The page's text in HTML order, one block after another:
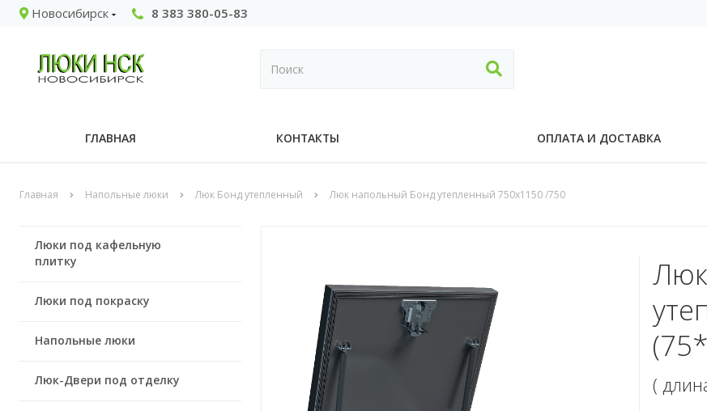
Новосибирск 8 383 380-05-83
ГЛАВНАЯ КОНТАКТЫ ОПЛАТА И ДОСТАВКА
Главная Напольные люки Люк Бонд утепленный Люк напольный Бонд утепленный 750х1150 /750
Люки под кафельную
плитку
Люки под покраску
Напольные люки
Люк-Двери под отделку (